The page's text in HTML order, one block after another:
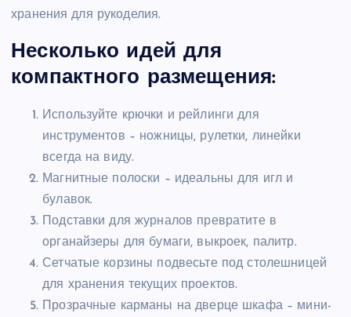
хранения для рукоделия.
Несколько идей для
компактного размещения:
Используйте крючки и рейлинги для
инструментов – ножницы, рулетки, линейки
всегда на виду.
Магнитные полоски – идеальны для игл и
булавок.
Подставки для журналов превратите в
органайзеры для бумаги, выкроек, палитр.
Сетчатые корзины подвесьте под столешницей
для хранения текущих проектов.
Прозрачные карманы на дверце шкафа – мини-